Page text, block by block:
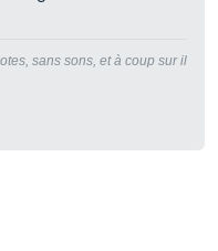
sans sons, et à coup sur il